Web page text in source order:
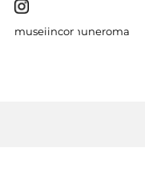
museiincomuneroma